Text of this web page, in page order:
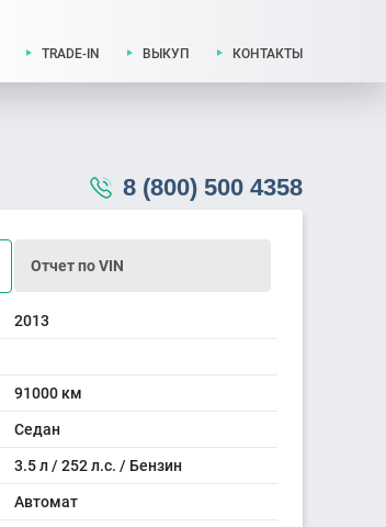
TRADE-IN ВЫКУП КОНТАКТЫ
8 (800) 500 4358
Отчет по VIN
2013
91000 км
Седан
3.5 л / 252 л.с. / Бензин
Автомат